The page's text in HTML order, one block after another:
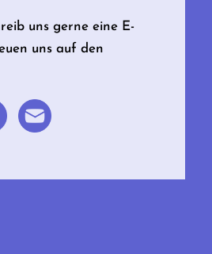
uns gerne eine E-
uns auf den